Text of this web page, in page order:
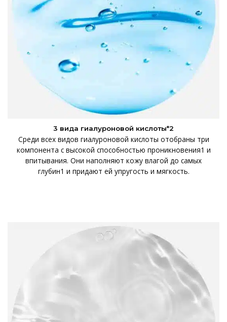
3 вида гиалуроновой кислоты*2
Среди всех видов гиалуроновой кислоты отобраны три
компонента с высокой способностью проникновения1 и
впитывания. Они наполняют кожу влагой до самых
глубин1 и придают ей упругость и мягкость.